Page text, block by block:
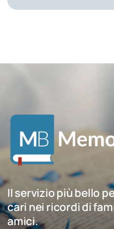
Il servizio più bello
cari nei ricordi di
amici.